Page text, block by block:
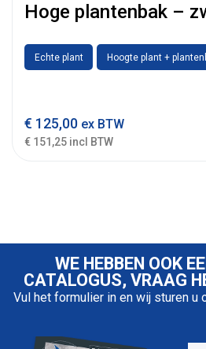
Hoge plantenbak –
Echte plant Hoogte plant +
€ 125,00 ex BTW
€ 151,25 incl BTW
WE HEBBEN OOK
CATALOGUS, VRAAG
Vul het formulier in en wij sturen u